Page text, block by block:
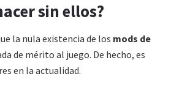
sin ellos?
la nula existencia de los mods de
de mérito al juego. De hecho, es
en la actualidad.